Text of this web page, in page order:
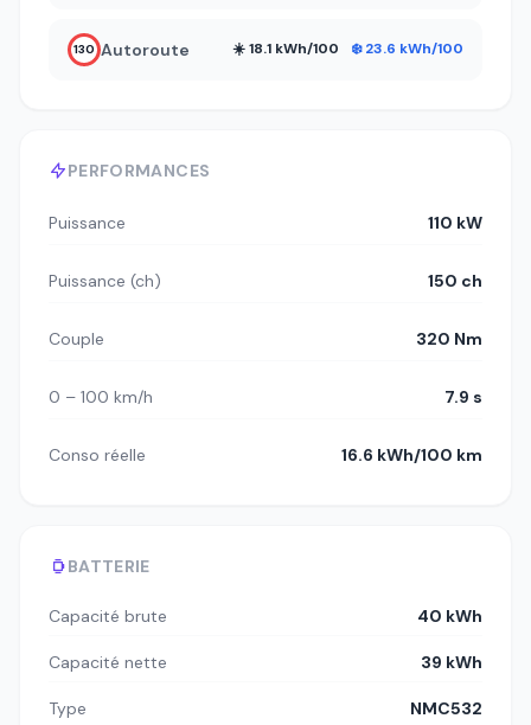
PERFORMANCES
Puissance 110 kW
Puissance (ch) 150 ch
Couple 320 Nm
0 – 100 km/h 7.9 s
Conso réelle 16.6 kWh/100 km
BATTERIE
Capacité brute 40 kWh
Capacité nette 39 kWh
Type NMC532
130 Autoroute ☀️ 18.1 kWh/100 ❄️ 23.6 kWh/100